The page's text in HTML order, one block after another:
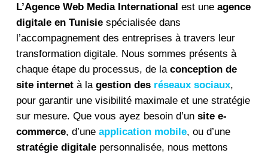
L’Agence Web Media International est une agence
digitale en Tunisiespécialisée dans
l’accompagnement des entreprises à travers leur
transformation digitale. Nous sommes présents à
chaque étape du processus, de la conception de
site internetà la gestion des réseaux sociaux,
pour garantir une visibilité maximale et une stratégie
sur mesure. Que vous ayez besoin d’un site e-
commerce, d’une application mobile, ou d’une
stratégie digitalepersonnalisée, nous mettons